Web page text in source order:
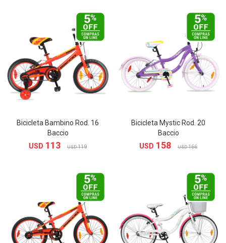
Bicicleta Bambino Rod. 16
Baccio
USD 113 USD 119
Bicicleta Mystic Rod. 20
Baccio
USD 158 USD 166